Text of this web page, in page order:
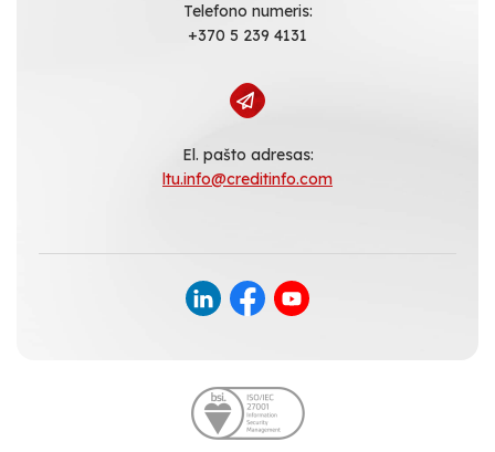
Telefono numeris:
+370 5 239 4131
El. pašto adresas:
ltu.info@creditinfo.com